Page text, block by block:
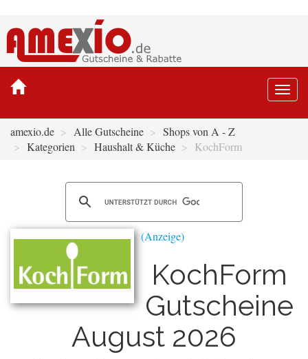
amexio.de Alle Gutscheine
Shops von A - Z
Kategorien
Haushalt & Küche KochForm
KochForm
Gutscheine
August 2026